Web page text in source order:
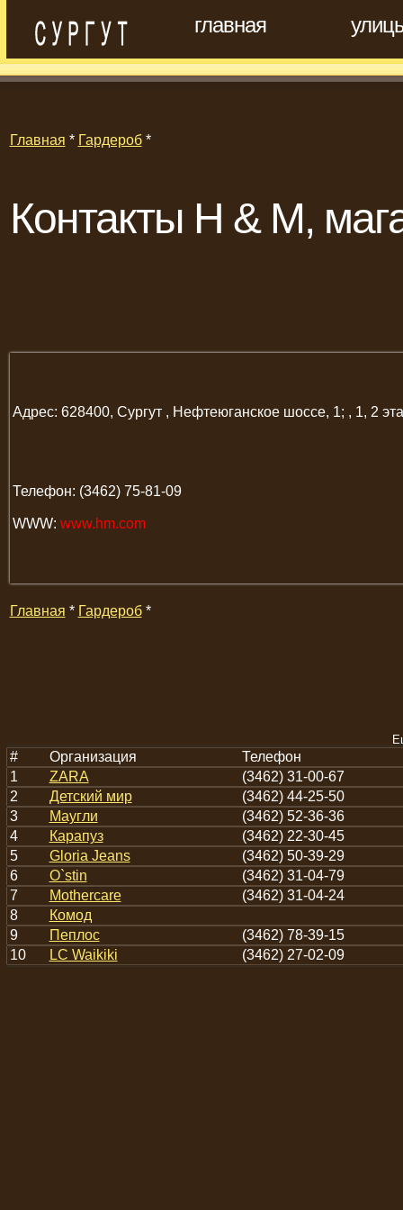
главная
Главная * Гардероб*
Контакты H & M,
Адрес: 628400, Сургут , Нефтеюганское шоссе, 1; , 1, 2
Телефон: (3462) 75-81-09
WWW: www.hm.com
Главная * Гардероб*
# Организация
Телефон
1
ZARA
(3462) 31-00-67
2
Детский мир
(3462) 44-25-50
3
Маугли
(3462) 52-36-36
4
Карапуз
(3462) 22-30-45
5
Gloria Jeans
(3462) 50-39-29
6
O`stin
(3462) 31-04-79
7
Mothercare
(3462) 31-04-24
8
Комод
9
Пеплос
(3462) 78-39-15
10
LC Waikiki (3462) 27-02-09